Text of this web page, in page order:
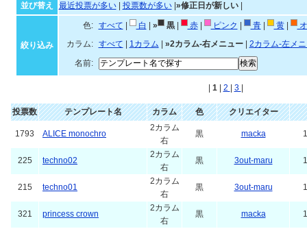
並び替え
最近投票が多い| 投票数が多い| »修正日が新しい|
絞り込み
色: すべて 白 » 黒| 赤| ピンク 青| 黄|
カラム:
すべて 1カラム »2カラム-右メニュー| 2カラム-左メ
名前:
1 2 3
投票数 テンプレート名 カラム 色 クリエイター
1793 ALICE monochro
2カラム
右
黒 macka
225 techno02
2カラム
右
黒 3out-maru
215 techno01
2カラム
右
黒 3out-maru
321 princess crown
2カラム
右
黒 macka